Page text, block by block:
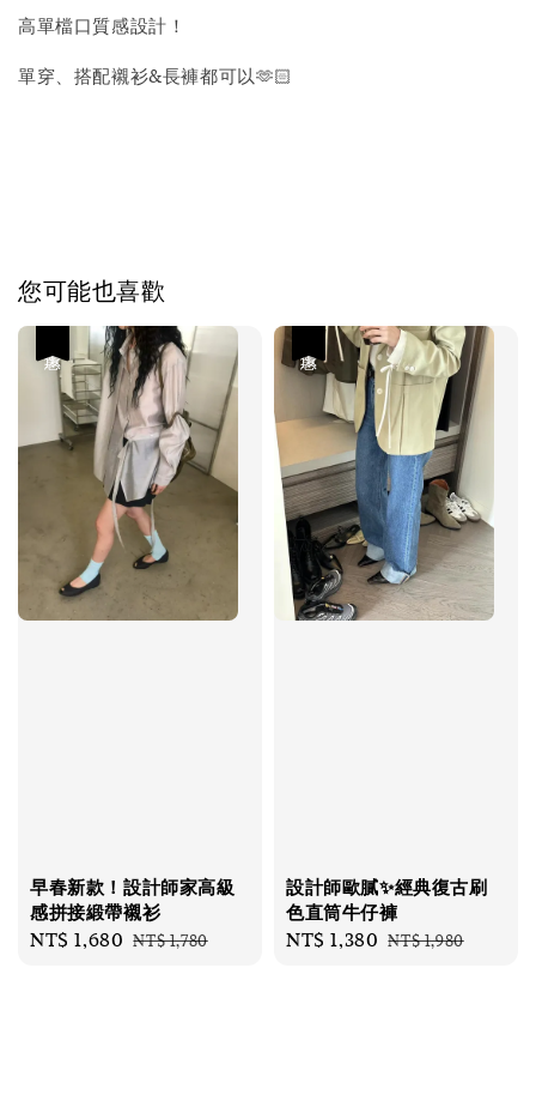
高單檔口質感設計！
單穿、搭配襯衫&長褲都可以🫶🏻
您可能也喜歡
早春新款！設計師家高級
感拼接緞帶襯衫
Sale
NT$ 1,680 Regular
NT$ 1,780
設計師歐膩✨經典復古刷
色直筒牛仔褲
Sale
NT$ 1,380 Regular
NT$ 1,980